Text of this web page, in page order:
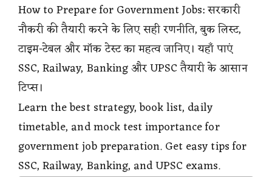
How to Prepare for Government Jobs: सरकारी
नौकरी की तैयारी करने के लिए सही रणनीति, बुक लिस्ट,
टाइम-टेबल और मॉक टेस्ट का महत्व जानिए। यहाँ पाएं
SSC, Railway, Banking और UPSC तैयारी के आसान
टिप्स।
Learn the best strategy, book list, daily
timetable, and mock test importance for
government job preparation. Get easy tips for
SSC, Railway, Banking, and UPSC exams.